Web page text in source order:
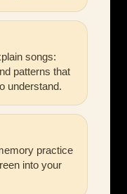
songs:
patterns that
understand.
practice
into your